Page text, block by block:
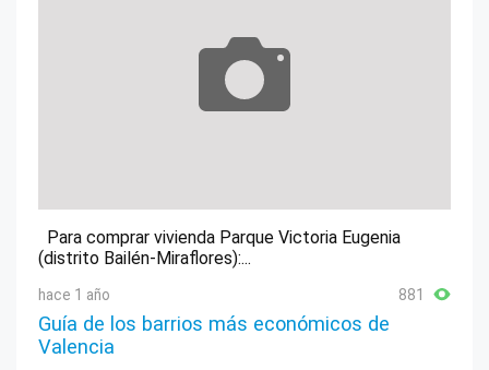
Para comprar vivienda Parque Victoria Eugenia
(distrito Bailén-Miraflores):...
hace 1 año 881
Guía de los barrios más económicos de
Valencia